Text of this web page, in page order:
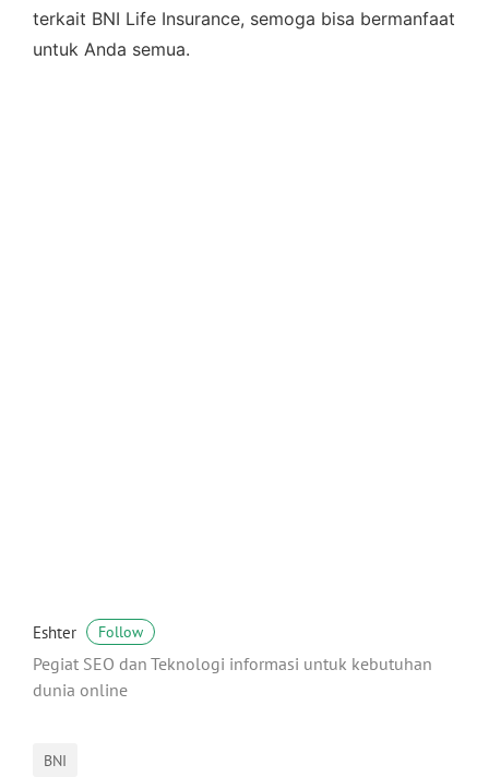
terkait BNI Life Insurance, semoga bisa bermanfaat
untuk Anda semua.
Eshter Follow
Pegiat SEO dan Teknologi informasi untuk kebutuhan
dunia online
BNI